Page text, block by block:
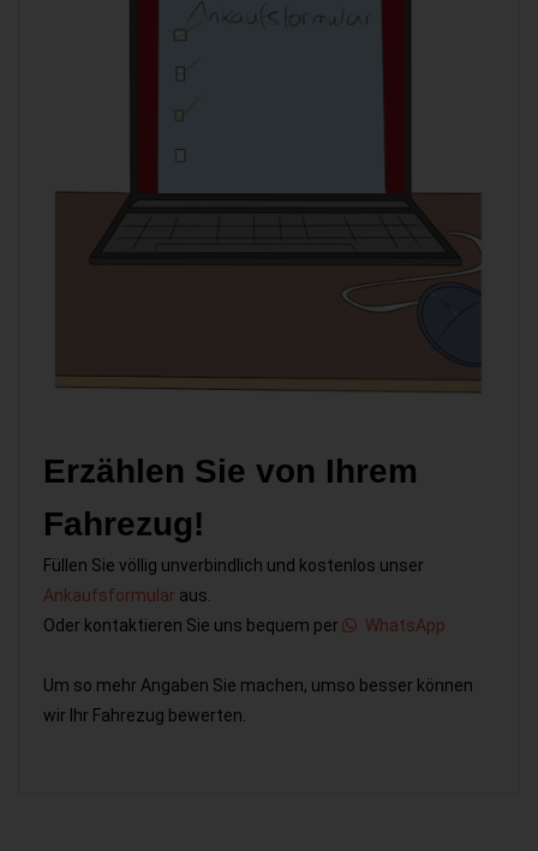
Erzählen Sie von Ihrem
Fahrezug!
Füllen Sie völlig unverbindlich und kostenlos unser
Ankaufsformular aus.
Oder kontaktieren Sie uns bequem per
WhatsApp
Um so mehr Angaben Sie machen, umso besser können
wir Ihr Fahrezug bewerten.